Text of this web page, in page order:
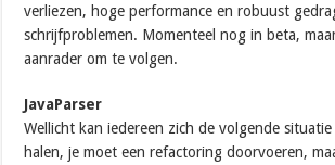
verliezen, hoge performance en robuust
schrijfproblemen. Momenteel nog in beta,
aanrader om te volgen.
JavaParser
Wellicht kan iedereen zich de volgende
halen, je moet een refactoring doorvoeren,